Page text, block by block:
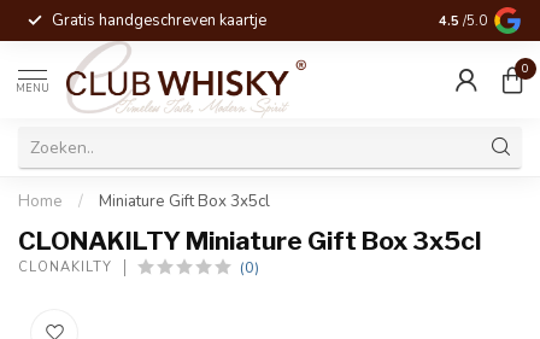
Gratis handgeschreven kaartje Voor 16:00
4.5 /5.0
MENU
0
Home / Miniature Gift Box 3x5cl
CLONAKILTY Miniature Gift Box 3x5cl
CLONAKILTY (0)